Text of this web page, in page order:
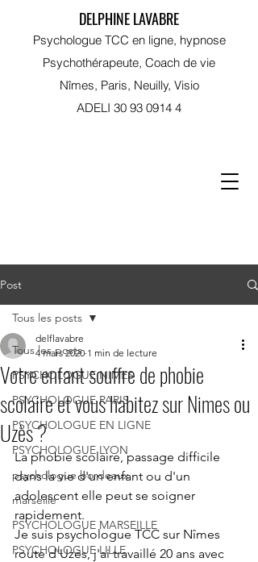
Psychologue TCC en ligne, hypnose
Psychothérapeute, Coach de vie
Nîmes, Paris, Neuilly, Visio
ADELI 30 93 0914 4
DELPHINE LAVABRE
Post
Tous les posts
PSYCHOLOGUE NIMES
PSYCHOLOGUE PARIS
PSYCHOLOGUE EN LIGNE
PSYCHOLOGUE LYON
psychologue bordeaux
marseille
PSYCHOLOGUE MARSEILLE
PSYCHOLOGUE LILLE
Tous les posts
Votre enfant souffre de phobie
scolaire et vous habitez sur Nimes ou
Uzès ?
delflavabre
4 mars 2020 1 min de lecture
La phobie scolaire, passage difficile
dans la vie d'un enfant ou d'un
adolescent elle peut se soigner
rapidement.
Je suis psychologue TCC sur Nîmes
route d'Uzès, j'ai travaillé 20 ans avec